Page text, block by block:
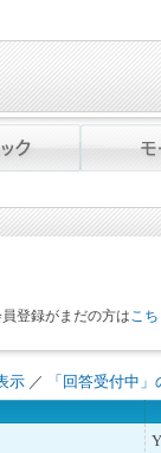
登録がまだの方は こ
示 ／ 「回答受付中